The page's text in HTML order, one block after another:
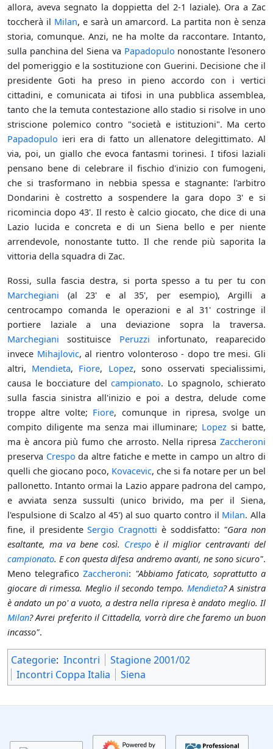
allora, aveva segnato la doppietta del 2-1 laziale). Ora a Zac
toccherà il Milan, e sarà un amarcord. La partita non è senza
storia, comunque. Anzi, ne ha molte da raccontare. Intanto,
sulla panchina del Siena va Papadopulo nonostante l'esonero
del pomeriggio e la sostituzione con Guerini. Decisione che il
presidente Goti ha preso in pieno accordo con i vertici
cittadini, e comunicata ai tifosi in una pubblica assemblea,
tanto che la temuta contestazione allo stadio si risolve in uno
striscione polemico contro "società e istituzioni". Ma certo
Papadopulo ieri era di fatto un allenatore delegittimato. Al
via, poi, un giallo che evoca fantasmi torinesi. I tifosi laziali
pensano bene di celebrare il fischio d'inizio con fumogeni,
che si trasformano in nebbia spessa e stagnante: l'arbitro
Dondarini è costretto a sospendere la gara dopo 3' e si
ricomincia dopo 43'. Il resto è calcio giocato, che dice di una
Lazio lucida e concreta e di un Siena bello e per niente
arrendevole, nonostante tutto. Il che rende più saporita la
vittoria della squadra di Zac.
Rossi, sulla fascia destra, si porta spesso a tu per tu con
Marchegiani (al 23' e al 35', per esempio), Argilli a
centrocampo comanda le operazioni e al 31' costringe il
portiere laziale a una deviazione sopra la traversa.
Marchegiani sostituisce Peruzzi infortunato, reaparecido
invece Mihajlovic, al rientro volonteroso - dopo tre mesi. Gli
altri, Mendieta, Fiore, Lopez, sono osservati specialissimi,
causa le bocciature delcampionato. Lo spagnolo, schierato
sulla fascia sinistra all'inizio e poi a destra, delude come
troppe altre volte; Fiore, comunque in ripresa, svolge un
compito diligente ma senza mai illuminare; Lopez si batte,
ma è ancora più fumo che arrosto. Nella ripresa Zaccheroni
preserva Crespo da altre fatiche e mette in campo un altro di
quelli che giocano poco, Kovacevic, che si fa notare per un bel
pallonetto. Intanto ormai la Lazio appare padrona del campo,
e avviata senza sussulti (unico brivido, ma per il Siena,
l'espulsione di Scalzo al 45') al suo quarto contro il Milan. Alla
fine, il presidenteSergio Cragnotti è soddisfatto: "Gara non
esaltante, ma va bene così. Crespoè il miglior centravanti del
campionato. E con questa difesa andremo avanti, ne sono sicuro".
Meno telegraficoZaccheroni: "Abbiamo faticato, soprattutto a
giocare di rimessa. Meglio il secondo tempo. Mendieta? A sinistra
è andato un po' a vuoto, a destra nella ripresa è andato meglio. Il
Milan? Avrei preferito il Cittadella, vorrà dire che faremo un buon
incasso".
Categorie: Incontri
Stagione 2001/02
Incontri Coppa Italia
Siena